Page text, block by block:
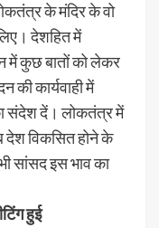
के मंदिर के वो
देशहित में
में कुछ बातों को लेकर
की कार्यवाही में
संदेश दें। लोकतंत्र में
देश विकसित होने के
सांसद इस भाव का
हुई